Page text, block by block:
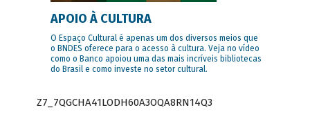
APOIO À CULTURA
O Espaço Cultural é apenas um dos diversos meios que
o BNDES oferece para o acesso à cultura. Veja no vídeo
como o Banco apoiou uma das mais incríveis bibliotecas
do Brasil e como investe no setor cultural.
Z7_7QGCHA41LODH60A3OQA8RN14Q3